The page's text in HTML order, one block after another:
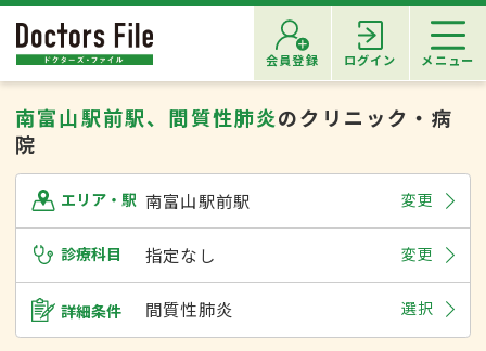
会員登録 ログイン メニュー
南富山駅前駅、間質性肺炎のクリニック・病
院
エリア・駅 南富山駅前駅 変更
診療科目 指定なし 変更
詳細条件 間質性肺炎 選択